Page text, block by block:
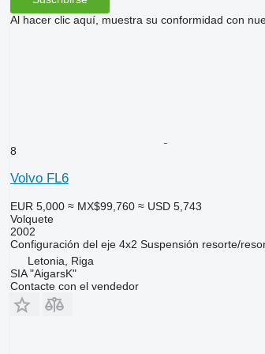
Al hacer clic aquí, muestra su conformidad con
8
Volvo FL6
EUR 5,000 ≈ MX$99,760 ≈ USD 5,743
Volquete
2002
Configuración del eje 4x2 Suspensión resorte/
Letonia, Riga
SIA "AigarsK"
Contacte con el vendedor